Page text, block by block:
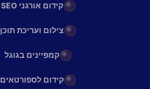
קידום אורגני SEO
צילום ועריכת תוכן
קמפיינים בגוגל
קידום לספורטאים